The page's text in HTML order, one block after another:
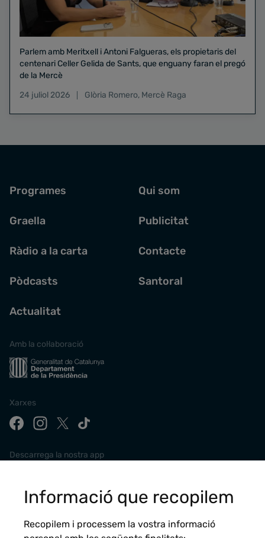
Parlem amb Meritxell i Antoni Falgueras, els propietaris del
centenari Celler Gelida de Sants, que enguany faran el pregó
de la Mercè
24 juliol 2026
Glòria Romero, Mercè Raga
Programes
Graella
Ràdio a la carta
Pòdcasts
Actualitat
Qui som
Publicitat
Contacte
Santoral
Amb la col·laboració
Xarxes
Descarrega la nostra app
Informació que recopilem
Recopilem i processem la vostra informació